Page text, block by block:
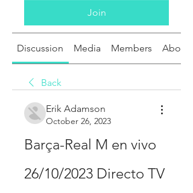
Join
Discussion Media Members About
Back
Erik Adamson
October 26, 2023
Barça-Real M en vivo
26/10/2023 Directo TV